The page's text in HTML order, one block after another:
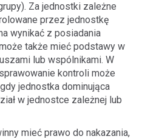
Za jednostki zależne
przez jednostkę
wynikać z posiadania
także mieć podstawy w
lub wspólnikami. W
kontroli może
jednostka dominująca
w jednostce zależnej lub
mieć prawo do nakazania,